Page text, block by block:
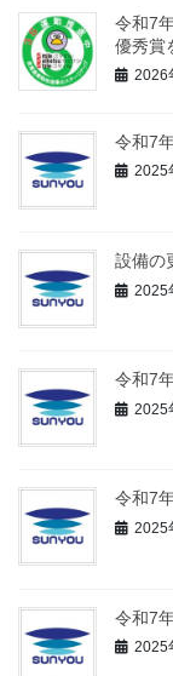
令和7
優秀賞
2026
令和7
2025
設備の
2025
令和7
2025
令和7
2025
令和7
2025